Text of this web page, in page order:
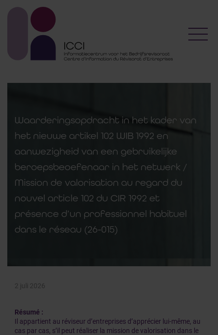
Waarderingsopdracht in het kader van
het nieuwe artikel 102 WIB 1992 en
aanwezigheid van een gebruikelijke
beroepsbeoefenaar in het netwerk /
Mission de valorisation au regard du
nouvel article 102 du CIR 1992 et
présence d’un professionnel habituel
dans le réseau (26-015)
2 juli 2026
Résumé :
Il appartient au réviseur d’entreprises d’apprécier lui-même, au
cas par cas, s’il peut réaliser la mission de valorisation dans le